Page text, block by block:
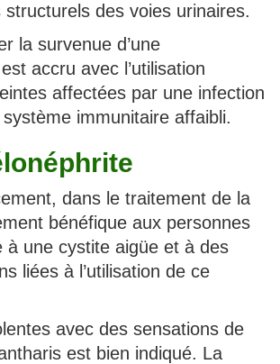
structurels des voies urinaires.
la survenue d’une
accru avec l’utilisation
affectées par une infection
immunitaire affaibli.
dans le traitement de la
bénéfique aux personnes
une cystite aigüe et à des
liées à l’utilisation de ce
avec des sensations de
est bien indiqué. La